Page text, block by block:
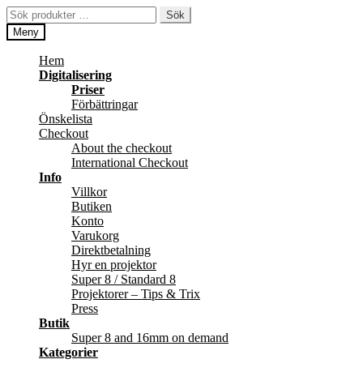
Hoppa
till
navigering
Hoppa
till
innehåll
Sök
efter:
Sök
Meny
Hem
Digitalisering
Priser
Förbättringar
Önskelista
Checkout
About the checkout
International Checkout
Info
Villkor
Butiken
Konto
Varukorg
Direktbetalning
Hyr en projektor
Super 8 / Standard 8
Projektorer – Tips & Trix
Press
Butik
Super 8 and 16mm on demand
Kategorier